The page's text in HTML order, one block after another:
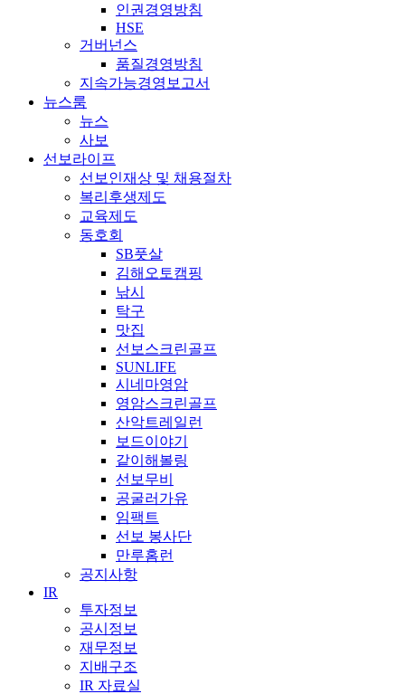
인권경영방침
HSE
거버넌스
품질경영방침
지속가능경영보고서
뉴스룸
뉴스
사보
선보라이프
선보인재상 및 채용절차
복리후생제도
교육제도
동호회
SB풋살
김해오토캠핑
낚시
탁구
맛집
선보스크린골프
SUNLIFE
시네마영암
영암스크린골프
산악트레일런
보드이야기
같이해볼링
선보무비
공굴러가유
임팩트
선보 봉사단
만루홈런
공지사항
IR
투자정보
공시정보
재무정보
지배구조
IR 자료실